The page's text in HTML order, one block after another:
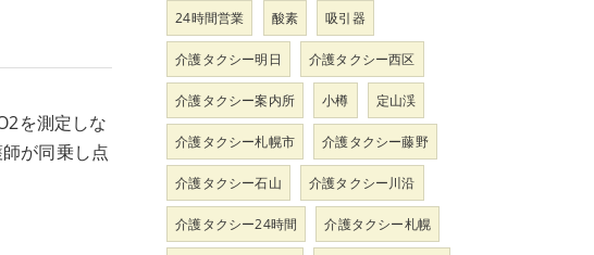
を測定しな
が同乗し点
24時間営業 酸素 吸引器
介護タクシー明日 介護タクシー西区
介護タクシー案内所 小樽 定山渓
介護タクシー札幌市 介護タクシー藤野
介護タクシー石山 介護タクシー川沿
介護タクシー24時間 介護タクシー札幌